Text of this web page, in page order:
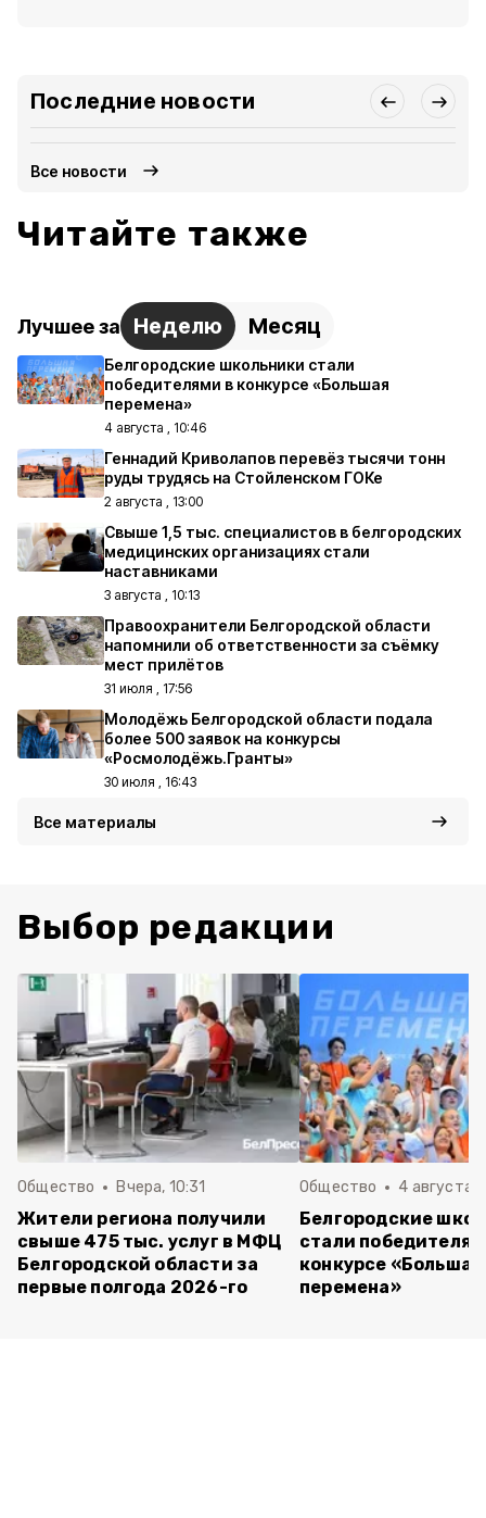
Последние новости
Все новости
Читайте также
Лучшее за Неделю Месяц
Белгородские школьники стали
победителями в конкурсе «Большая
перемена»
4 августа , 10:46
Геннадий Криволапов перевёз тысячи тонн
руды трудясь на Стойленском ГОКе
2 августа , 13:00
Свыше 1,5 тыс. специалистов в белгородских
медицинских организациях стали
наставниками
3 августа , 10:13
Правоохранители Белгородской области
напомнили об ответственности за съёмку
мест прилётов
31 июля , 17:56
Молодёжь Белгородской области подала
более 500 заявок на конкурсы
«Росмолодёжь.Гранты»
30 июля , 16:43
Все материалы
Выбор редакции
Общество Вчера, 10:31
Жители региона получили
свыше 475 тыс. услуг в МФЦ
Белгородской области за
первые полгода 2026-го
Общество 4 августа ,
Белгородские
стали
конкурсе «Большая
перемена»